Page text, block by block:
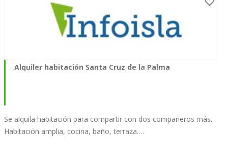
Alquiler habitación Santa Cruz de la Palma
Se alquila habitación para compartir con dos compañeros más.
Habitación amplia, cocina, baño, terraza.…